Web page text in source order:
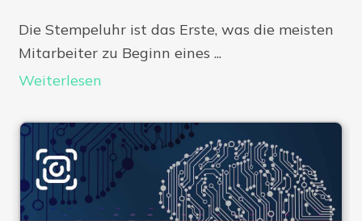
Die Stempeluhr ist das Erste, was die meisten
Mitarbeiter zu Beginn eines ...
Weiterlesen